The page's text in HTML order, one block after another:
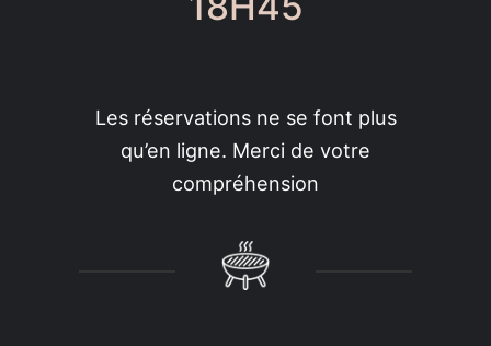
Les réservations ne se font plus
qu’en ligne. Merci de votre
compréhension